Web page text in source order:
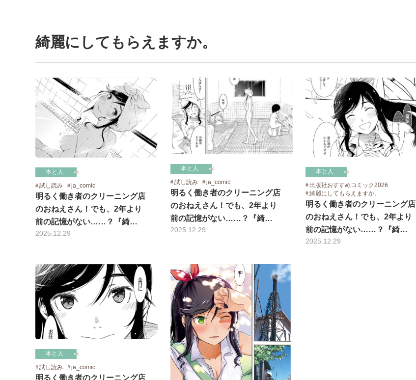
綺麗にしてもらえますか。
本と人
試し読み
ja_comic
明るく働き者のクリーニング店
のおねえさん！でも、2年より
前の記憶がない……？『綺…
2025.12.29
本と人
試し読み
ja_comic
明るく働き者のクリーニング店
のおねえさん！でも、2年より
前の記憶がない……？『綺…
2025.12.29
本と人
出版社おすすめコミック2026
綺麗にしてもらえますか。
明るく働き者のクリーニング店
のおねえさん！でも、2年より
前の記憶がない……？『綺…
2025.12.29
本と人
試し読み
ja_comic
明るく働き者のクリーニング店